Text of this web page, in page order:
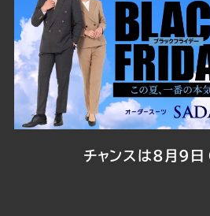
の
公
式
の
公
式
公
チャンスは8月9日